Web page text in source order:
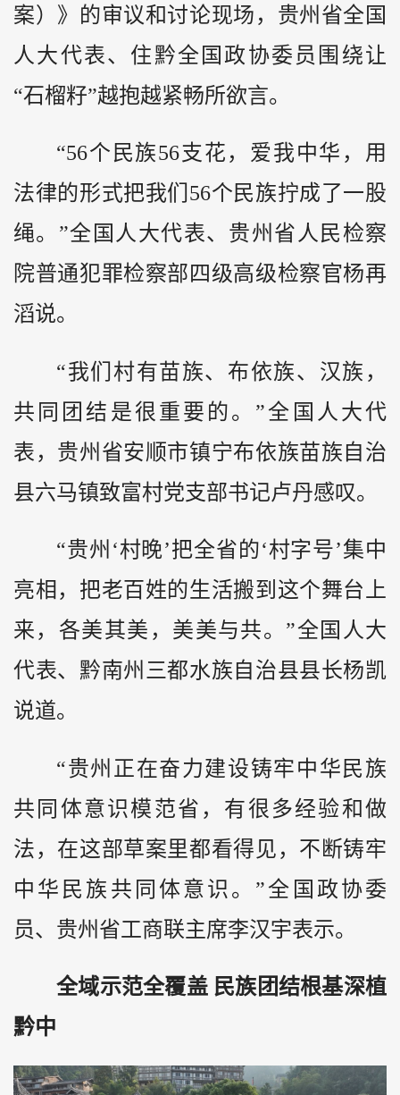
案）》的审议和讨论现场，贵州省全国
人大代表、住黔全国政协委员围绕让
“石榴籽”越抱越紧畅所欲言。
“56个民族56支花，爱我中华，用
法律的形式把我们56个民族拧成了一股
绳。”全国人大代表、贵州省人民检察
院普通犯罪检察部四级高级检察官杨再
滔说。
“我们村有苗族、布依族、汉族，
共同团结是很重要的。”全国人大代
表，贵州省安顺市镇宁布依族苗族自治
县六马镇致富村党支部书记卢丹感叹。
“贵州‘村晚’把全省的‘村字号’集中
亮相，把老百姓的生活搬到这个舞台上
来，各美其美，美美与共。”全国人大
代表、黔南州三都水族自治县县长杨凯
说道。
“贵州正在奋力建设铸牢中华民族
共同体意识模范省，有很多经验和做
法，在这部草案里都看得见，不断铸牢
中华民族共同体意识。”全国政协委
员、贵州省工商联主席李汉宇表示。
全域示范全覆盖 民族团结根基深植
黔中